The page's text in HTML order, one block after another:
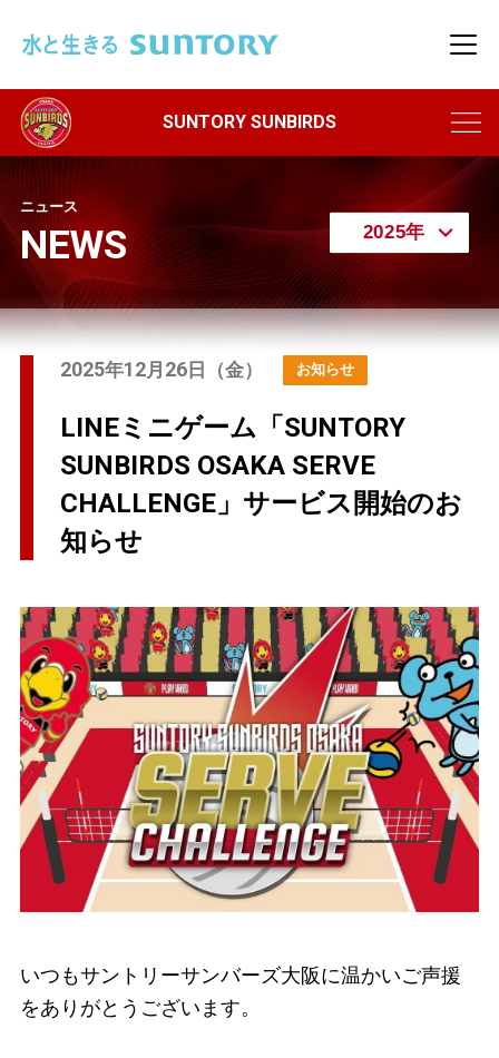
メ
ニュース
NEWS
2025年12月 26日（金）
LINEミニゲーム「SUNTORY
SUNBIRDS OSAKA SERVE
CHALLENGE」サービス開始のお
知らせ
いつもサントリーサンバーズ大阪に温かいご声援
をありがとうございます。